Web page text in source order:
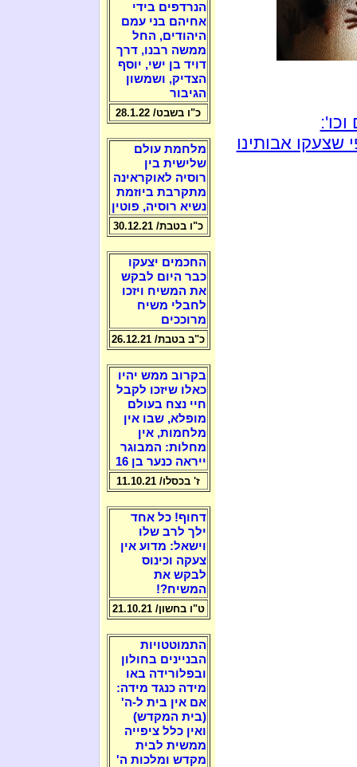
אבותינו
הנרדפים בידי
אחיהם בני עמם
היהודים, החל
ממשה רבנו, דרך
דויד בן ישי, יוסף
הצדיק, ושמשון
הגיבור
כ"ו בשבט/ 28.1.22
מלחמת עולם
שלישית בין
רוסיה לאוקראינה
מתקרבת ביוזמת
נשיא רוסיה, פוטין
כ"ו בטבת/ 30.12.21
החכמים יצעקו
כבר היום לבקש
את המשיח ויזכו
לחבלי משיח
מרוככים
כ"ב בטבת/ 26.12.21
בקרוב ממש יהיו
כאלו שיזכו לקבל
חיי נצח בעולם
מופלא, שבו אין
מלחמות, אין
מחלות: המבוגר
ייראה כנער בן 16
ז' בכסלו/ 11.10.21
דחוף! כל אחד
ילך לרב שלו
וישאל: מדוע אין
צעקה וכינוס
לבקש את
המשיח?!
ט"ו בחשון/ 21.10.21
התמוטטויות
הבניינים בחולון
ובפלורידה באו
מידה כנגד מידה:
אם אין בית ל-ה'
(בית המקדש)
ואין כלל ציפייה
ממשית לבית
מקדש ומלכות ה'